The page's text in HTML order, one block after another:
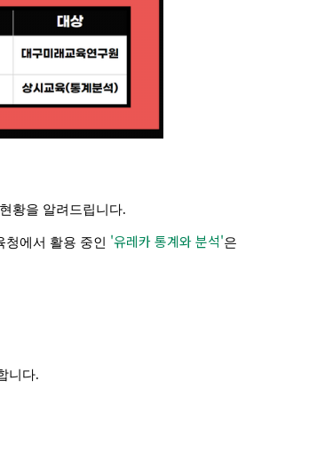
황을 알려드립니다.
에서 활용 중인 '유레카 통계와 분석'은
니다.